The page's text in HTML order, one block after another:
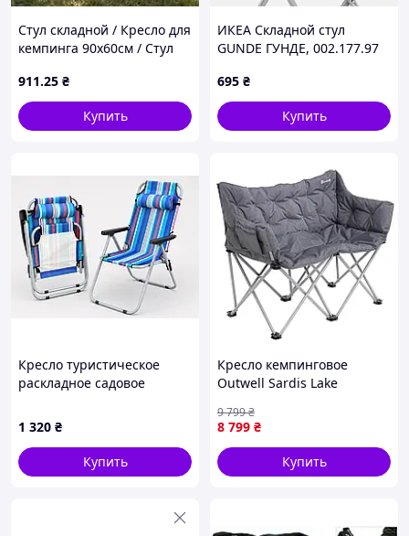
Стул складной / Кресло для
кемпинга 90х60см / Стул
911.25 ₴
Купить
ИКЕА Складной стул
GUNDE ГУНДЕ, 002.177.97
695 ₴
Купить
Кресло туристическое
раскладное садовое
регулировкой наклона
спинки и подголовником
Kolor 3
1 320 ₴
Купить
Кресло кемпинговое
Outwell Sardis Lake
8 799 ₴
9 799₴
Купить